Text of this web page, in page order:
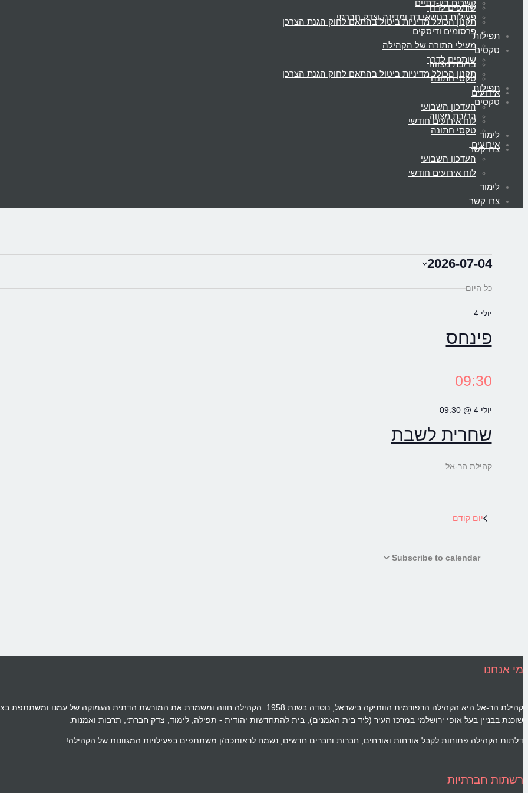
שותפים לדרך
תקנון הכולל מדיניות ביטול בהתאם לחוק הגנת הצרכן
תפילות
טקסים
בר/בת מצווה
טקסי חתונה
אירועים
העדכון השבועי
לוח אירועים חודשי
לימוד
צרו קשר
קשרים בין-דתיים
פעילות בנושאי דת ומדינה וצדק חברתי
פרסומים ודיסקים
מעילי התורה של הקהילה
שותפים לדרך
תקנון הכולל מדיניות ביטול בהתאם לחוק הגנת הצרכן
תפילות
טקסים
בר/בת מצווה
טקסי חתונה
אירועים
העדכון השבועי
לוח אירועים חודשי
לימוד
צרו קשר
אירועים
FOR
04/07/2026
2026-07-04
date.
כל היום
פינחס
יולי 4
09:30
שחרית לשבת
יולי 4 @ 09:30
קהילת הר-אל
יום קודם
Subscribe to calendar
מי אנחנו
קהילת הר-אל היא הקהילה הרפורמית הוותיקה בישראל, נוסדה בשנת 1958. הקהילה חווה ומשמרת את המורשת
שוכנת בבניין בעל אופי ירושלמי במרכז העיר (ליד בית האמנים), בית להתחדשות יהודית - תפילה, לימוד, צדק חברתי, תרבות ואמנות.
דלתות הקהילה פתוחות לקבל אורחות ואורחים, חברות וחברים חדשים, נשמח לראותכם/ן משתתפים בפעילויות המגוונות של הקהילה!
רשתות חברתיות